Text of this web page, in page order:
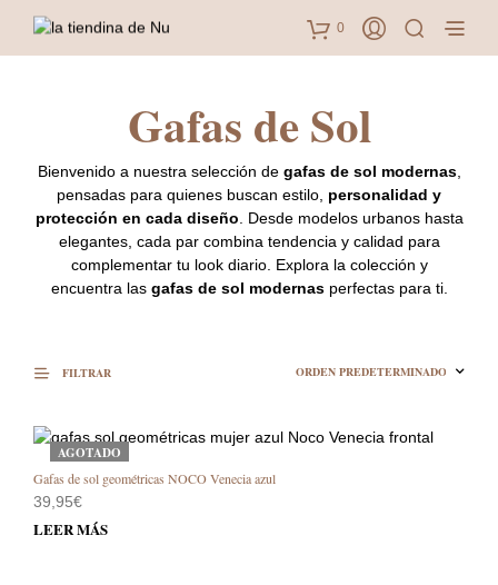
0
Gafas de Sol
Bienvenido a nuestra selección de gafas de sol modernas,
pensadas para quienes buscan estilo, personalidad y
protección en cada diseño . Desde modelos urbanos hasta
elegantes, cada par combina tendencia y calidad para
complementar tu look diario. Explora la colección y
encuentra las gafas de sol modernasperfectas para ti.
FILTRAR
AGOTADO
Gafas de sol geométricas NOCO Venecia azul
39,95€
LEER MÁS